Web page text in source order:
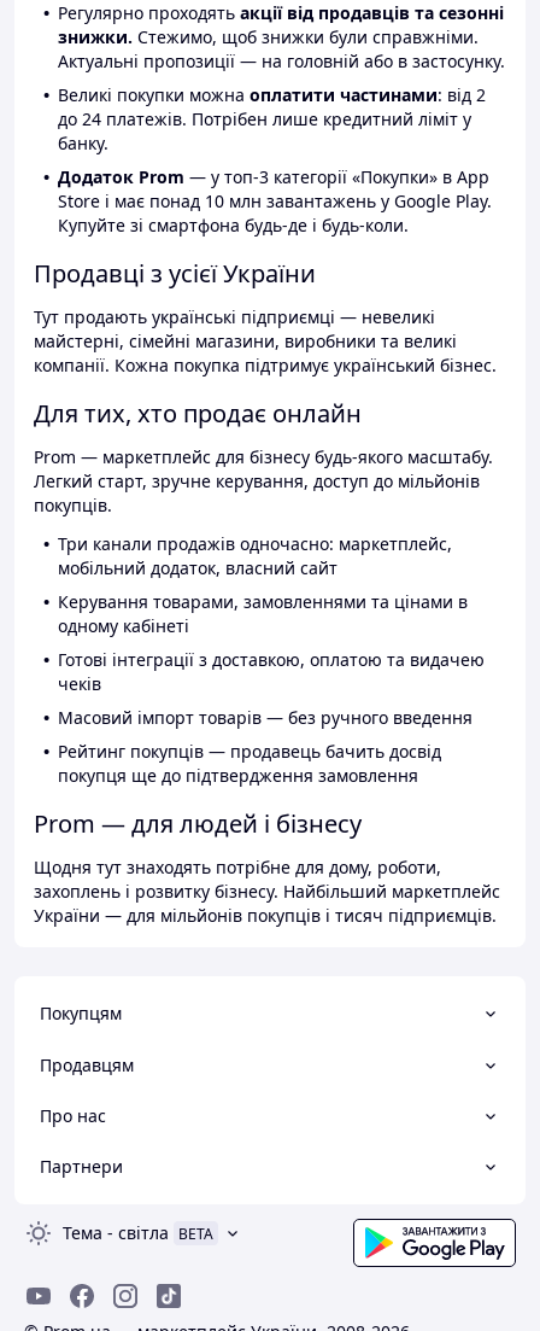
Регулярно проходять акції від продавців та сезонні
знижки. Стежимо, щоб знижки були справжніми.
Актуальні пропозиції — на головній або в застосунку.
Великі покупки можна оплатити частинами: від 2
до 24 платежів. Потрібен лише кредитний ліміт у
банку.
Додаток Prom — у топ-3 категорії «Покупки» в App
Store і має понад 10 млн завантажень у Google Play.
Купуйте зі смартфона будь-де і будь-коли.
Продавці з усієї України
Тут продають українські підприємці — невеликі
майстерні, сімейні магазини, виробники та великі
компанії. Кожна покупка підтримує український бізнес.
Для тих, хто продає онлайн
Prom — маркетплейс для бізнесу будь-якого масштабу.
Легкий старт, зручне керування, доступ до мільйонів
покупців.
Три канали продажів одночасно: маркетплейс,
мобільний додаток, власний сайт
Керування товарами, замовленнями та цінами в
одному кабінеті
Готові інтеграції з доставкою, оплатою та видачею
чеків
Масовий імпорт товарів — без ручного введення
Рейтинг покупців — продавець бачить досвід
покупця ще до підтвердження замовлення
Prom — для людей і бізнесу
Щодня тут знаходять потрібне для дому, роботи,
захоплень і розвитку бізнесу. Найбільший маркетплейс
України — для мільйонів покупців і тисяч підприємців.
Покупцям
Продавцям
Про нас
Партнери
Тема - світла BETA